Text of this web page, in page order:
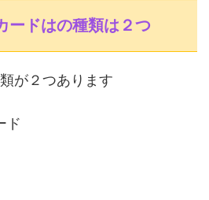
ードはの種類は２つ
が２つあります
ド